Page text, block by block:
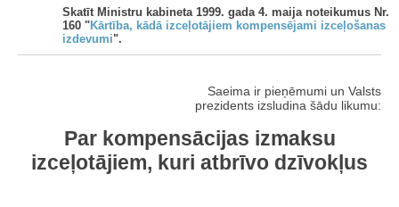
Skatīt Ministru kabineta 1999. gada 4. maija noteikumus Nr.
160 "Kārtība, kādā izceļotājiem kompensējami izceļošanas
izdevumi".
Saeima ir pieņēmumi un Valsts
prezidents izsludina šādu likumu:
Par kompensācijas izmaksu
izceļotājiem, kuri atbrīvo dzīvokļus